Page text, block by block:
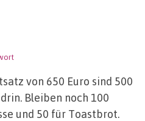
von 650 Euro sind 500
Bleiben noch 100
und 50 für Toastbrot.